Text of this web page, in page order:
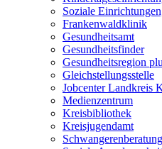
Soziale
Frankenwaldklinik
Gesundheitsamt
Gesundheitsfinder
Gesundheitsregion
Gleichstellungsstelle
Jobcenter Landkreis
Medienzentrum
Kreisbibliothek
Kreisjugendamt
Schwangerenberatung